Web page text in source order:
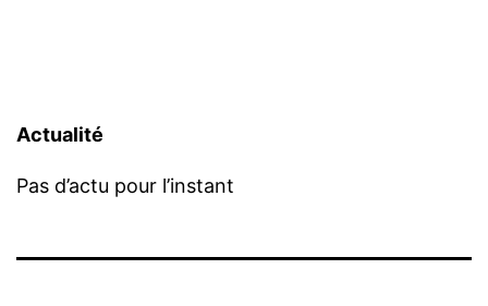
Actualité
Pas d’actu pour l’instant